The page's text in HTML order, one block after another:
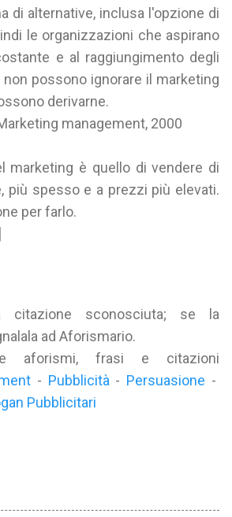
di alternative, inclusa l'opzione di
le organizzazioni che aspirano
e al raggiungimento degli
possono ignorare il marketing
derivarne.
management, 2000
marketing è quello di vendere di
più spesso e a prezzi più elevati.
per farlo.
citazione sconosciuta; se la
ad Aforismario.
aforismi, frasi e citazioni
- Pubblicità - Persuasione -
Pubblicitari